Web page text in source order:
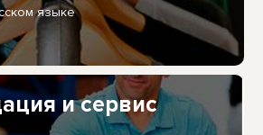
языке
и сервис